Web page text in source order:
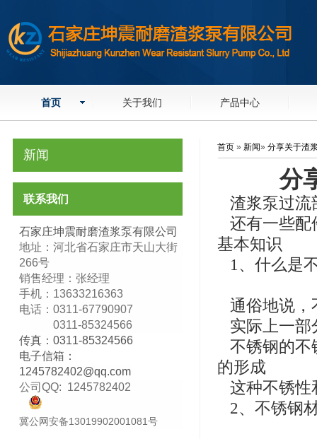
首页 关于我们 产品中心
新闻
联系我们
石家庄坤震耐磨渣浆泵有限公司
地址：河北省石家庄市天山大街
266号
销售经理：张经理
手机：13633216363
电话：0311-67790907
0311-85324566
传真：0311-85324566
电子信箱：
1245782402@qq.com
公司QQ: 1245782402
冀公网安备13019902001081号
首页 »新闻»分享关于渣
分
渣浆泵过流
还有一些配
基本知识
1、什么是
通俗地说，
实际上一部
不锈钢的不
的形成
这种不锈性
2、不锈钢